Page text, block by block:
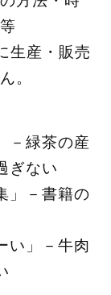
生産・販売
。
－緑茶の産
ぎない
」－書籍の
い」－牛肉